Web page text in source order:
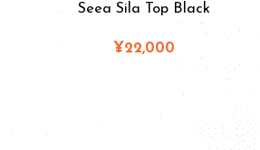
Seea Sila Top Black
¥22,000